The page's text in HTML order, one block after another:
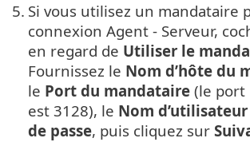
5. Si vous utilisez un mandataire
connexion Agent - Serveur,
en regard de Utiliser le
Fournissez le Nom d’hôte du
le Port du mandataire (le port
est 3128), le Nom d’utilisateur
de passe, puis cliquez sur